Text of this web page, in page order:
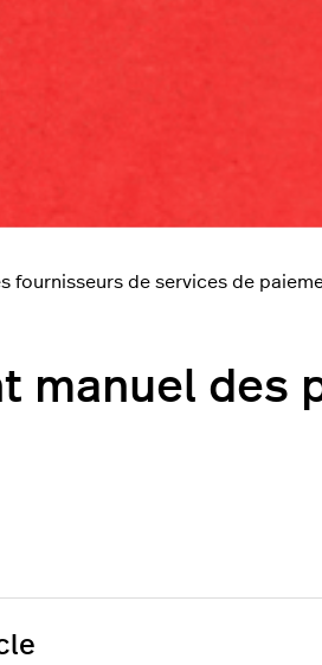
fournisseurs de services de
manuel des